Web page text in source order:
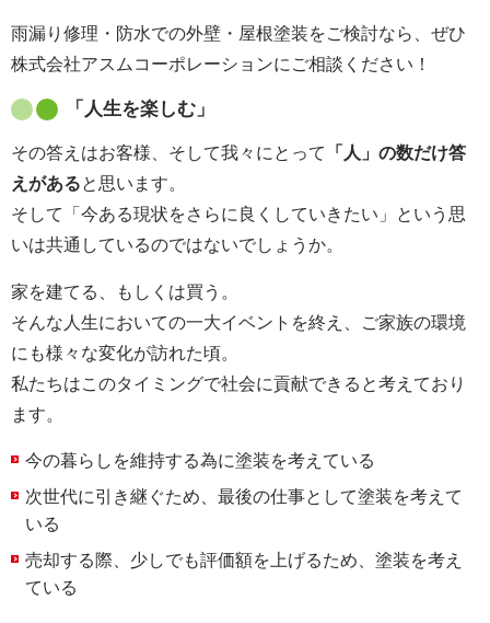
雨漏り修理・防水での外壁・屋根塗装をご検討なら、ぜひ
株式会社アスムコーポレーションにご相談ください！
「人生を楽しむ」
その答えはお客様、そして我々にとって
「人」の数だけ答
えがあると思います。
そして「今ある現状をさらに良くしていきたい」という思
いは共通しているのではないでしょうか。
家を建てる、もしくは買う。
そんな人生においての一大イベントを終え、ご家族の環境
にも様々な変化が訪れた頃。
私たちはこのタイミングで社会に貢献できると考えており
ます。
今の暮らしを維持する為に塗装を考えている
次世代に引き継ぐため、最後の仕事として塗装を考えて
いる
売却する際、少しでも評価額を上げるため、塗装を考え
ている